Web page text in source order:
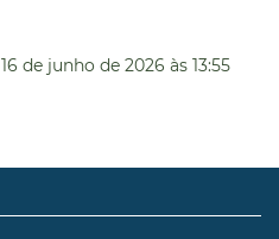
16 de junho de 2026 às 13:55